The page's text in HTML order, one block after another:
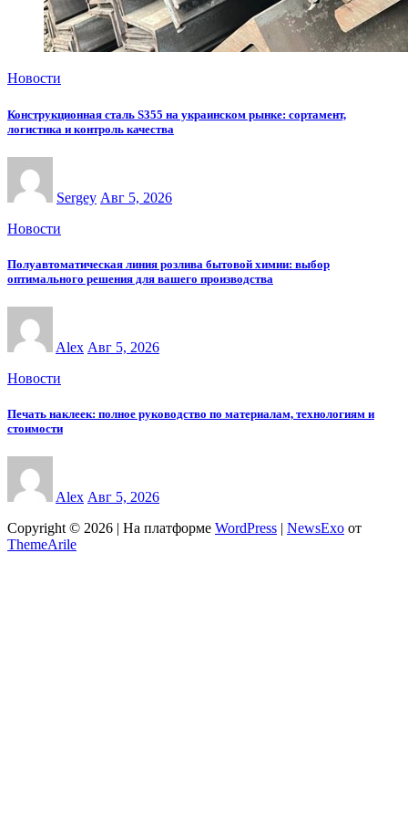
Новости
Конструкционная сталь S355 на украинском рынке: сортамент,
логистика и контроль качества
Sergey Авг 5, 2026
Новости
Полуавтоматическая линия розлива бытовой химии: выбор
оптимального решения для вашего производства
Alex Авг 5, 2026
Новости
Печать наклеек: полное руководство по материалам, технологиям и
стоимости
Alex Авг 5, 2026
Copyright © 2026 | На платформе WordPress NewsExo от
ThemeArile